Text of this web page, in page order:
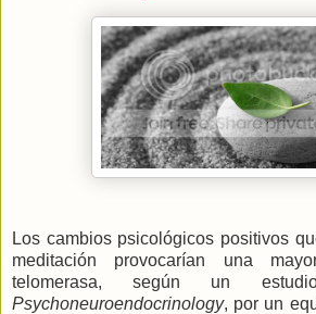
Los cambios psicológicos positivos
meditación provocarían una
telomerasa, según un
Psychoneuroendocrinology, por un